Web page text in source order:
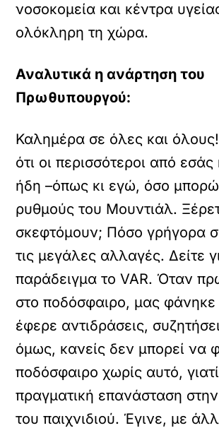
νοσοκομεία και κέντρα
ολόκληρη τη χώρα.
Αναλυτικά η ανάρτηση του
Πρωθυπουργού:
Καλημέρα σε όλες και
ότι οι περισσότεροι από εσάς
ήδη –όπως κι εγώ, όσο
ρυθμούς του Μουντιάλ.
σκεφτόμουν; Πόσο γρήγορα
τις μεγάλες αλλαγές. Δείτε
παράδειγμα το VAR. Όταν
στο ποδόσφαιρο, μας
έφερε αντιδράσεις,
όμως, κανείς δεν μπορεί να
ποδόσφαιρο χωρίς αυτό,
πραγματική επανάσταση στην
του παιχνιδιού. Έγινε, με